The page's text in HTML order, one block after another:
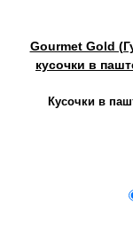
Gourmet Gold
кусочки в
Кусочки в